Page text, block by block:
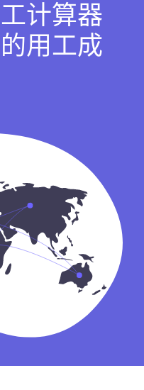
计算器
用工成